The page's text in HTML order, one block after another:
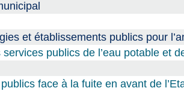
et établissements publics pour
publics de l’eau potable et
face à la fuite en avant de